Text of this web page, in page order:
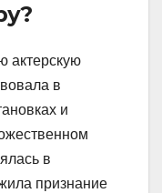
актерскую
в
и
в
признание